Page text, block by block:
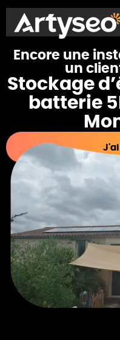
Encore une
un
Stockage
batterie
J'ai